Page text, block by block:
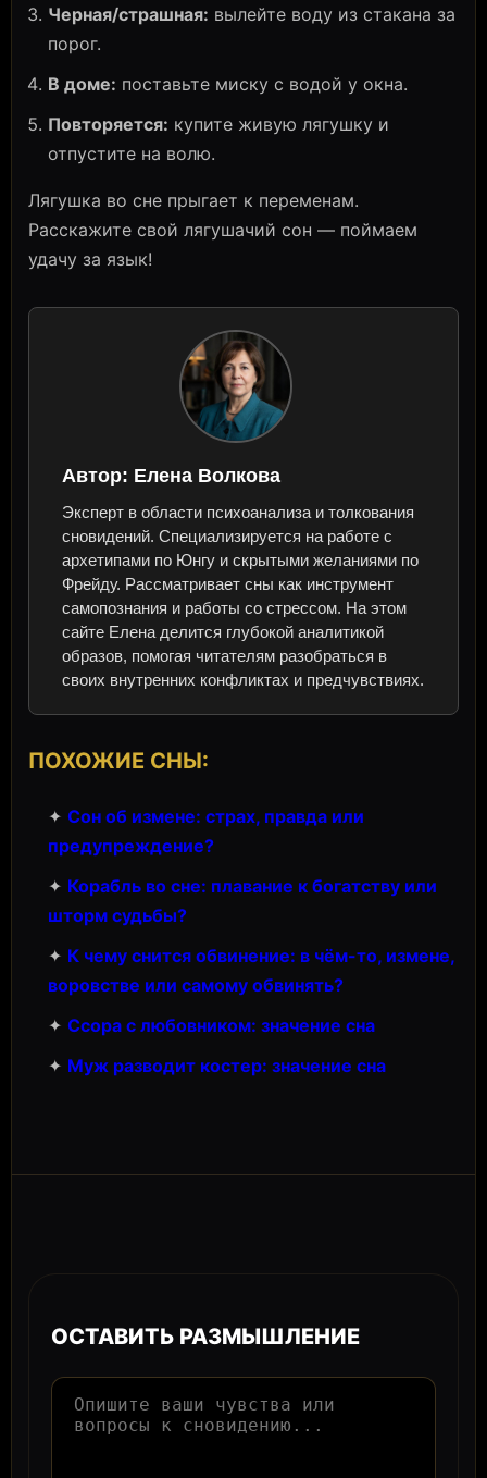
Черная/страшная: вылейте воду из стакана за
порог.
В доме: поставьте миску с водой у окна.
Повторяется: купите живую лягушку и
отпустите на волю.
Лягушка во сне прыгает к переменам.
Расскажите свой лягушачий сон — поймаем
удачу за язык!
Автор: Елена Волкова
Эксперт в области психоанализа и толкования
сновидений. Специализируется на работе с
архетипами по Юнгу и скрытыми желаниями по
Фрейду. Рассматривает сны как инструмент
самопознания и работы со стрессом. На этом
сайте Елена делится глубокой аналитикой
образов, помогая читателям разобраться в
своих внутренних конфликтах и предчувствиях.
ПОХОЖИЕ СНЫ:
✦ Сон об измене: страх, правда или
предупреждение?
✦ Корабль во сне: плавание к богатству или
шторм судьбы?
✦ К чему снится обвинение: в чём-то, измене,
воровстве или самому обвинять?
✦ Ссора с любовником: значение сна
✦ Муж разводит костер: значение сна
ОСТАВИТЬ РАЗМЫШЛЕНИЕ